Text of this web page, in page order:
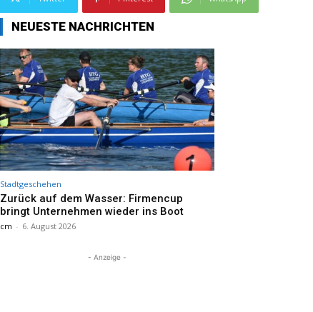
NEUESTE NACHRICHTEN
Stadtgeschehen
Zurück auf dem Wasser: Firmencup
bringt Unternehmen wieder ins Boot
cm - 6. August 2026
- Anzeige -